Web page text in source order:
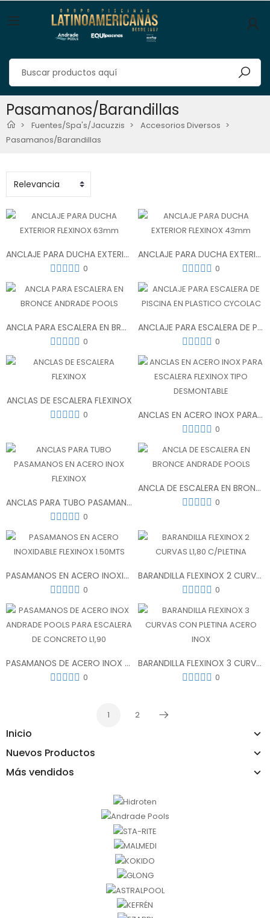
Pasamanos/Barandillas
Fuentes/Spa's/Jacuzzis
Accesorios Diversos
Pasamanos/Barandillas
Inicio
Nuevos Productos
Más vendidos
ANCLAJE PARA DUCHA EXTERIOR FLEXINOX 63mm
0
ANCLAJE PARA DUCHA EXTERIOR FLEXINOX 43mm
0
ANCLA PARA ESCALERA EN BRONCE ANDRADE POOLS
0
ANCLAJE PARA ESCALERA DE PISCINA EN PLASTICO CYCOLAC
0
ANCLAS DE ESCALERA FLEXINOX
0 ANCLAS EN ACERO INOX PARA ESCALERA FLEXINOX TIPO DESMONTABLE
0
ANCLAS PARA TUBO PASAMANOS EN ACERO INOX FLEXINOX
0
ANCLA DE ESCALERA EN BRONCE ANDRADE POOLS
0
PASAMANOS EN ACERO INOXIDABLE FLEXINOX 1.50MTS
0
BARANDILLA FLEXINOX 2 CURVAS L1,80 C/PLETINA
0
PASAMANOS DE ACERO INOX ANDRADE POOLS PARA ESCALERA DE CONCRETO L1,90
0
BARANDILLA FLEXINOX 3 CURVAS CON PLETINA ACERO INOX
0
1 2
Próximo